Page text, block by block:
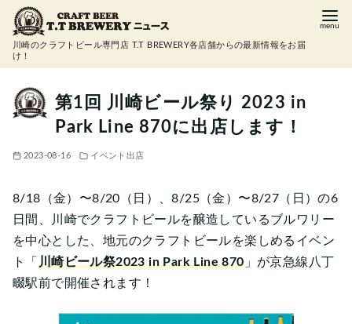
川崎のクラフトビール専門店 T.T BREWERY各店舗からの最新情報をお届
け！
第1回 川崎ビール祭り 2023 in
Park Line 870に出店します！
2023-08-16 イベント出店
8/18（金）〜8/20（日）、8/25（金）〜8/27（日）の6
日間、川崎でクラフトビールを醸造しているブルワリー
を中心とした、地元のクラフトビールを楽しめるイベン
ト「
川崎ビール祭2023 in Park Line 870 」が京急線八丁
畷駅前で開催されます！